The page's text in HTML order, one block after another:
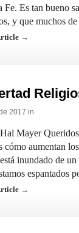
Fe. Es tan bueno
y que muchos
→
2017 in
Mayer
cómo aumentan
inundado de
espantados
→